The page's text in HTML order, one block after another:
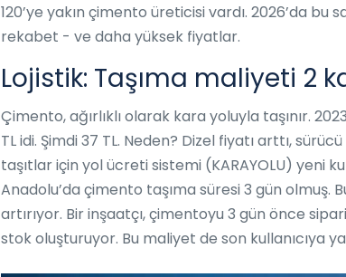
120’ye yakın çimento üreticisi vardı. 2026’da bu
rekabet - ve daha yüksek fiyatlar.
Lojistik: Taşıma maliyeti 2
Çimento, ağırlıklı olarak kara yoluyla taşınır.
TL idi. Şimdi 37 TL. Neden? Dizel fiyatı arttı,
taşıtlar için yol ücreti sistemi (KARAYOLU) yeni
Anadolu’da çimento taşıma süresi 3 gün
artırıyor. Bir inşaatçı, çimentoyu 3 gün önce
stok oluşturuyor. Bu maliyet de son kullanıcıya